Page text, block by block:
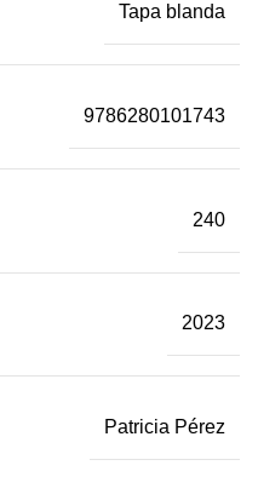
Tapa blanda
9786280101743
240
2023
Patricia Pérez